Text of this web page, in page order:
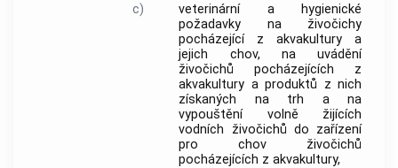
c)
veterinární a hygienické
požadavky na živočichy
pocházející z akvakultury a
jejich chov, na uvádění
živočichů pocházejících z
akvakultury a produktů z nich
získaných na trh a na
vypouštění volně žijících
vodních živočichů do zařízení
pro chov živočichů
pocházejících z akvakultury,